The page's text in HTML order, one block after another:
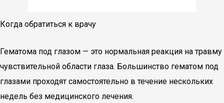
Когда обратиться к врачу
Гематома под глазом — это нормальная реакция на травму
чувствительной области глаза. Большинство гематом под
глазами проходят самостоятельно в течение нескольких
недель без медицинского лечения.